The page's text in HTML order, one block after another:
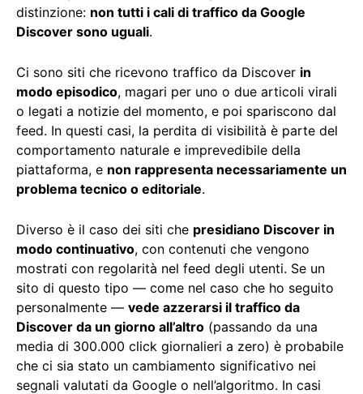
distinzione: non tutti i cali di traffico da Google
Discover sono uguali.
Ci sono siti che ricevono traffico da Discover in
modo episodico, magari per uno o due articoli virali
o legati a notizie del momento, e poi spariscono dal
feed. In questi casi, la perdita di visibilità è parte del
comportamento naturale e imprevedibile della
piattaforma, e non rappresenta necessariamente un
problema tecnico o editoriale.
Diverso è il caso dei siti che presidiano Discover in
modo continuativo, con contenuti che vengono
mostrati con regolarità nel feed degli utenti. Se un
sito di questo tipo — come nel caso che ho seguito
personalmente — vede azzerarsi il traffico da
Discover da un giorno all’altro (passando da una
media di 300.000 click giornalieri a zero) è probabile
che ci sia stato un cambiamento significativo nei
segnali valutati da Google o nell’algoritmo. In casi